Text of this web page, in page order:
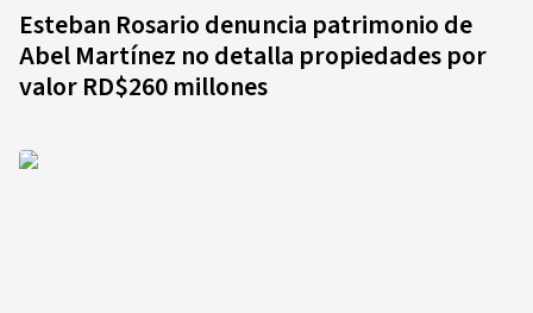
Esteban Rosario denuncia patrimonio de
Abel Martínez no detalla propiedades por
valor RD$260 millones